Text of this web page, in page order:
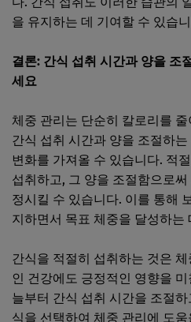
을 유지하는 데 기여할 수 있습
결론: 간식 섭취 시간과 양을 조
세요
체중 관리는 단순히 칼로리를
간식 섭취 시간과 양을 조절하
변화를 가져올 수 있습니다. 적
섭취하고, 그 양을 조절함으로
정시킬 수 있습니다. 이를 통해
지하면서 목표 체중을 달성하는
간식을 적절히 섭취하는 것은
인 건강에도 긍정적인 영향을
늘부터 간식 섭취 시간을 조절
식을 선택하여 체중 관리에 도